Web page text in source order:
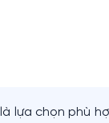
lựa chọn phù